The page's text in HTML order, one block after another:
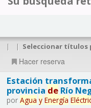
| | Seleccionar títulos
Hacer reserva
Estación
provincia deRío
por Agua y Energía